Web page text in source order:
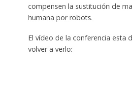
compensen la sustitución de
humana por robots.
El vídeo de la conferencia esta
volver a verlo: